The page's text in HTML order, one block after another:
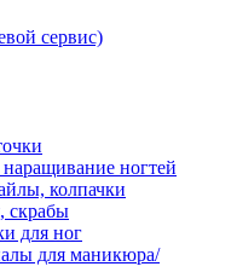
сервис)
ногтей
колпачки
скрабы
для ног
для маникюра/